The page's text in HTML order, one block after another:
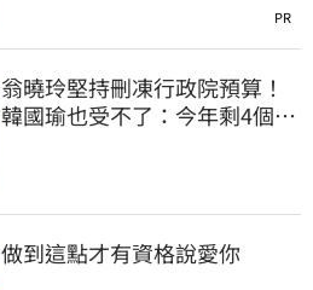
PR
翁曉玲堅持刪凍行政院預算！
韓國瑜也受不了：今年剩4個月
做到這點才有資格說愛你